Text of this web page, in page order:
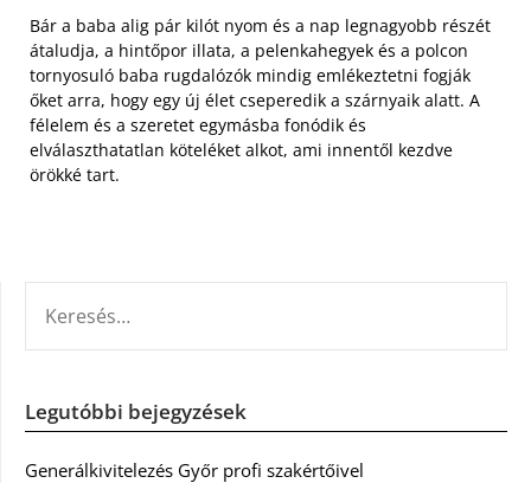
Bár a baba alig pár kilót nyom és a nap legnagyobb részét
átaludja, a hintőpor illata, a pelenkahegyek és a polcon
tornyosuló baba rugdalózók mindig emlékeztetni fogják
őket arra, hogy egy új élet cseperedik a szárnyaik alatt. A
félelem és a szeretet egymásba fonódik és
elválaszthatatlan köteléket alkot, ami innentől kezdve
örökké tart.
Legutóbbi bejegyzések
Generálkivitelezés Győr profi szakértőivel